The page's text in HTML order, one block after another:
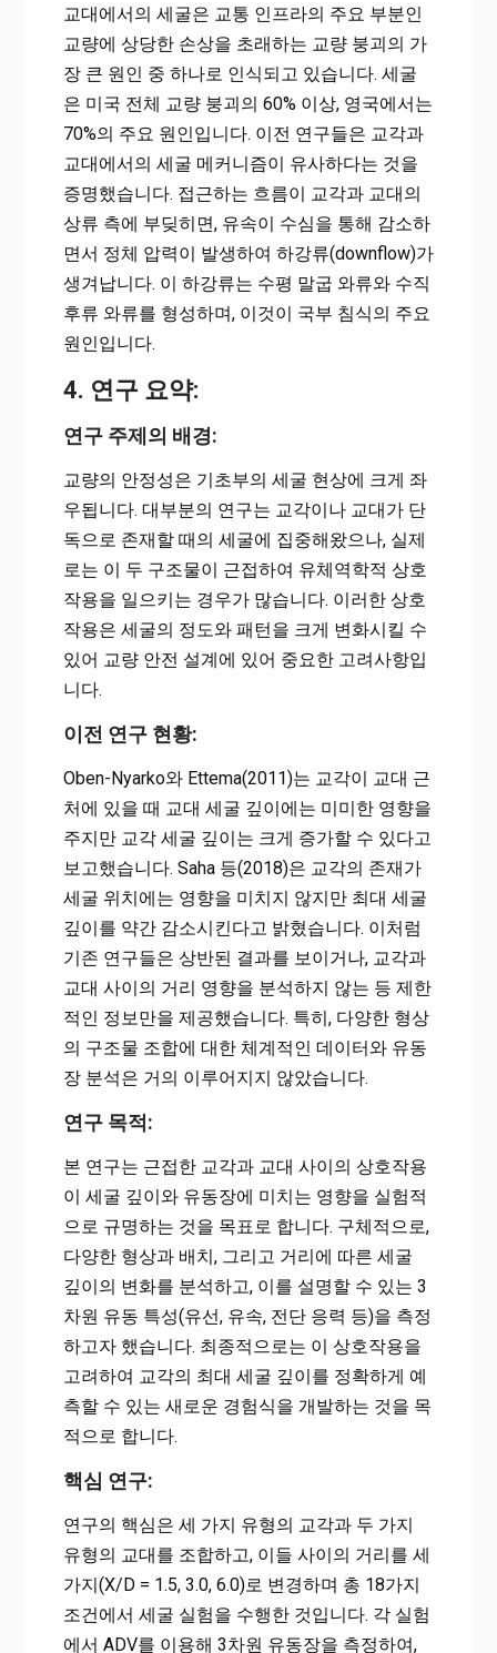
교대에서의 세굴은 교통 인프라의 주요 부분인
교량에 상당한 손상을 초래하는 교량 붕괴의 가
장 큰 원인 중 하나로 인식되고 있습니다. 세굴
은 미국 전체 교량 붕괴의 60% 이상, 영국에서는
70%의 주요 원인입니다. 이전 연구들은 교각과
교대에서의 세굴 메커니즘이 유사하다는 것을
증명했습니다. 접근하는 흐름이 교각과 교대의
상류 측에 부딪히면, 유속이 수심을 통해 감소하
면서 정체 압력이 발생하여 하강류(downflow)가
생겨납니다. 이 하강류는 수평 말굽 와류와 수직
후류 와류를 형성하며, 이것이 국부 침식의 주요
원인입니다.
4. 연구 요약:
연구 주제의 배경:
교량의 안정성은 기초부의 세굴 현상에 크게 좌
우됩니다. 대부분의 연구는 교각이나 교대가 단
독으로 존재할 때의 세굴에 집중해왔으나, 실제
로는 이 두 구조물이 근접하여 유체역학적 상호
작용을 일으키는 경우가 많습니다. 이러한 상호
작용은 세굴의 정도와 패턴을 크게 변화시킬 수
있어 교량 안전 설계에 있어 중요한 고려사항입
니다.
이전 연구 현황:
Oben-Nyarko와 Ettema(2011)는 교각이 교대 근
처에 있을 때 교대 세굴 깊이에는 미미한 영향을
주지만 교각 세굴 깊이는 크게 증가할 수 있다고
보고했습니다. Saha 등(2018)은 교각의 존재가
세굴 위치에는 영향을 미치지 않지만 최대 세굴
깊이를 약간 감소시킨다고 밝혔습니다. 이처럼
기존 연구들은 상반된 결과를 보이거나, 교각과
교대 사이의 거리 영향을 분석하지 않는 등 제한
적인 정보만을 제공했습니다. 특히, 다양한 형상
의 구조물 조합에 대한 체계적인 데이터와 유동
장 분석은 거의 이루어지지 않았습니다.
연구 목적:
본 연구는 근접한 교각과 교대 사이의 상호작용
이 세굴 깊이와 유동장에 미치는 영향을 실험적
으로 규명하는 것을 목표로 합니다. 구체적으로,
다양한 형상과 배치, 그리고 거리에 따른 세굴
깊이의 변화를 분석하고, 이를 설명할 수 있는 3
차원 유동 특성(유선, 유속, 전단 응력 등)을 측정
하고자 했습니다. 최종적으로는 이 상호작용을
고려하여 교각의 최대 세굴 깊이를 정확하게 예
측할 수 있는 새로운 경험식을 개발하는 것을 목
적으로 합니다.
핵심 연구:
연구의 핵심은 세 가지 유형의 교각과 두 가지
유형의 교대를 조합하고, 이들 사이의 거리를 세
가지(X/D = 1.5, 3.0, 6.0)로 변경하며 총 18가지
조건에서 세굴 실험을 수행한 것입니다. 각 실험
에서 ADV를 이용해 3차원 유동장을 측정하여,